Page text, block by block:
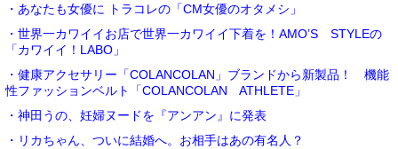
・あなたも女優に トラコレの「CM女優のオタメシ」
・世界一カワイイお店で世界一カワイイ下着を！AMO’S STYLEの
「カワイイ！LABO」
・健康アクセサリー「COLANCOLAN」ブランドから新製品！ 機能
性ファッションベルト「COLANCOLAN ATHLETE」
・神田うの、妊婦ヌードを『アンアン』に発表
・リカちゃん、ついに結婚へ。お相手はあの有名人？